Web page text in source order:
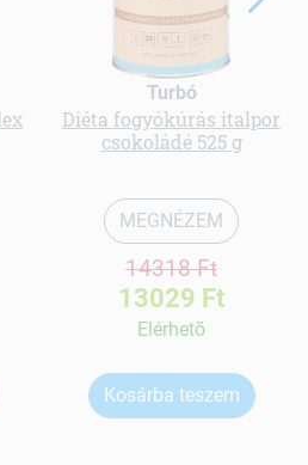
Turbó
Diéta fogyókúrás italpor
csokoládé 525 g
MEGNÉZEM
14318 Ft
13029 Ft
Elérhetõ
Kosárba teszem